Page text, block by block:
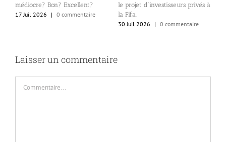
médiocre? Bon? Excellent?
17 Juil 2026
| 0 commentaire
le projet d’investisseurs privés à
la Fifa.
30 Juil 2026
| 0 commentaire
Laisser un commentaire